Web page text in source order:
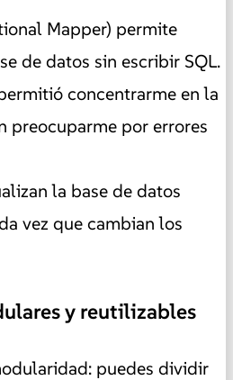
Mapper) permite
de datos sin escribir SQL.
concentrarme en la
preocuparme por errores
la base de datos
vez que cambian los
y reutilizables
puedes dividir